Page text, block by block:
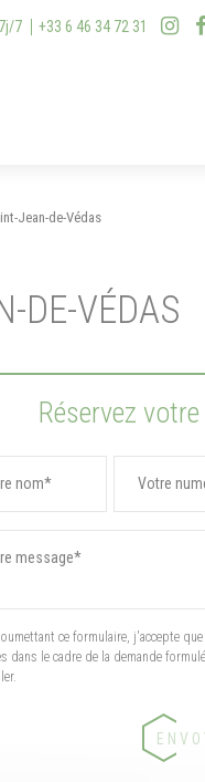
7 +33 6 46 34 72 31
Jean-de-Védas
DE-VÉDAS
Réservez
ce formulaire, j'accepte
dans le cadre de la demande